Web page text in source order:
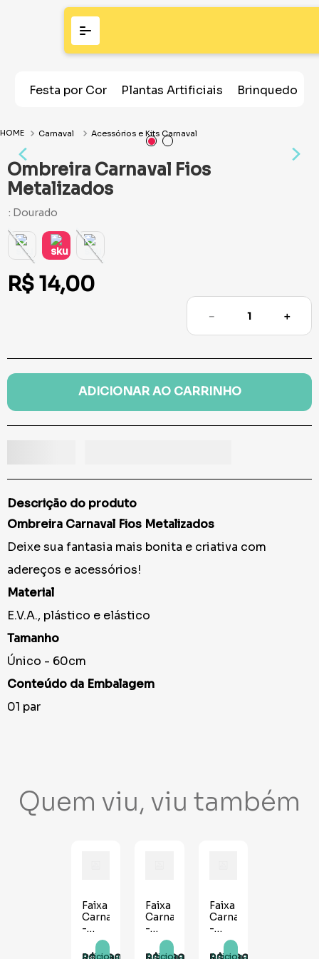
Festa por Cor Plantas Artificiais Brinquedos
Carnaval Acessórios e Kits Carnaval
Ombreira Carnaval Fios
Metalizados
: Dourado
R$ 14,00
＋
－
ADICIONAR AO CARRINHO
Descrição do produto
Ombreira Carnaval Fios Metalizados
Deixe sua fantasia mais bonita e criativa com
adereços e acessórios!
Material
E.V.A., plástico e elástico
Tamanho
Único - 60cm
Conteúdo da Embalagem
01 par
Quem viu, viu também
Faixa
Carnaval
-
Juízo
e
Adicionar
Faixa
Carnaval
-
Golpe
Tá Aí
Adicionar
Faixa
Carnaval
-
Pare
e Me
Adicionar